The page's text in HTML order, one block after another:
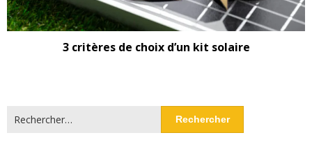
3 critères de choix d’un kit solaire